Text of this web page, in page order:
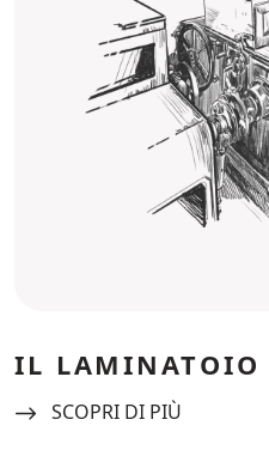
IL LAMINATOIO
Navigate to:
SCOPRI DI PIÙ